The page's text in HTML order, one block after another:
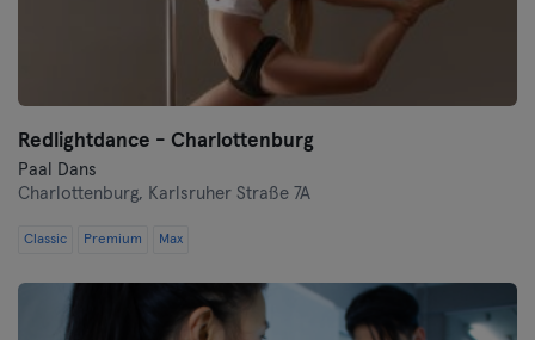
Redlightdance - Charlottenburg
Paal Dans
Charlottenburg, Karlsruher Straße 7A
Classic Premium Max